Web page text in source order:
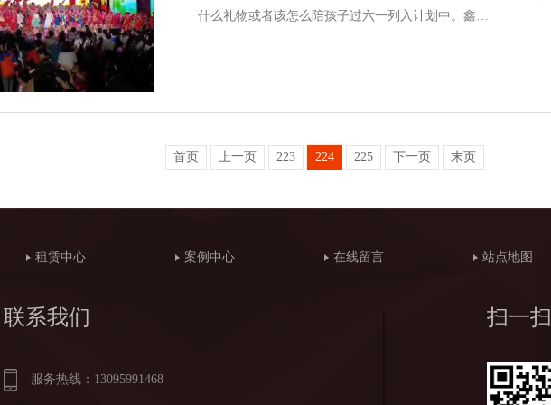
什么礼物或者该怎么陪孩子过六一列入计划中。鑫…
首页 上一页 223 224 225 下一页 末页
租赁中心 案例中心 在线留言 站点地图
联系我们
服务热线：13095991468
扫一扫